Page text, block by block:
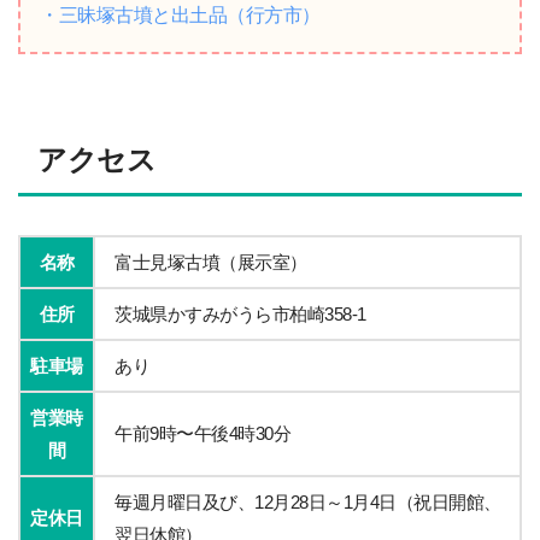
・三昧塚古墳と出土品（行方市）
アクセス
名称 富士見塚古墳（展示室）
住所 茨城県かすみがうら市柏崎358-1
駐車場 あり
営業時
間
午前9時〜午後4時30分
定休日
毎週月曜日及び、12月28日～1月4日（祝日開館、
翌日休館）